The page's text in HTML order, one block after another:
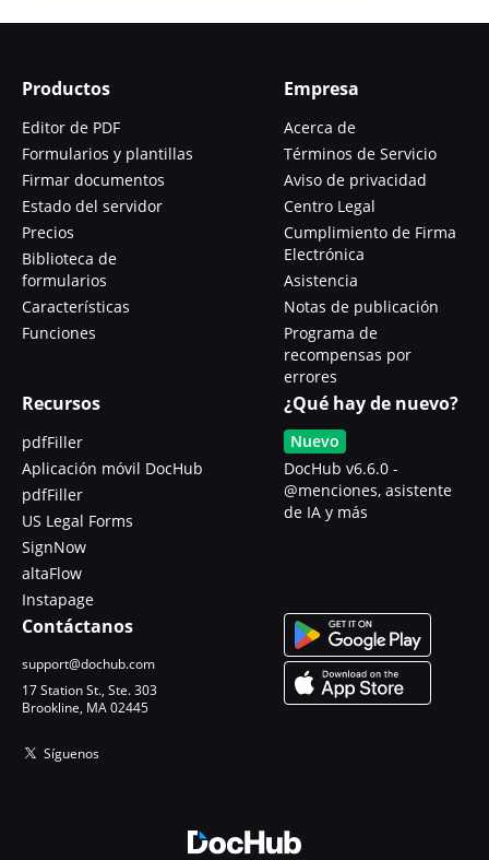
Productos
Editor de PDF
Formularios y plantillas
Firmar documentos
Estado del servidor
Precios
Biblioteca de
formularios
Características
Funciones
Empresa
Acerca de
Términos de Servicio
Aviso de privacidad
Centro Legal
Cumplimiento de Firma
Electrónica
Asistencia
Notas de publicación
Programa de
recompensas por
errores
Recursos
pdfFiller
Aplicación móvil DocHub
pdfFiller
US Legal Forms
SignNow
altaFlow
Instapage
¿Qué hay de nuevo?
Nuevo
DocHub v6.6.0 -
@menciones, asistente
de IA y más
Contáctanos
support@dochub.com
17 Station St., Ste. 303
Brookline, MA 02445
Síguenos